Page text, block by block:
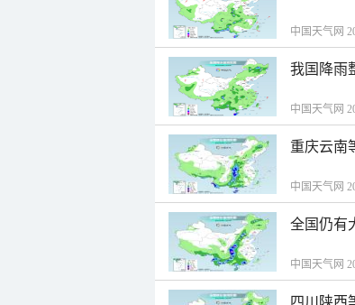
中国天气网
我国降雨
中国天气网
重庆云南
中国天气网
全国仍有
中国天气网
四川陕西